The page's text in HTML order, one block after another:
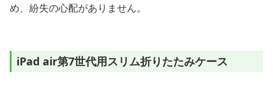
め、紛失の心配がありません。
iPad air第7世代用スリム折りたたみケース